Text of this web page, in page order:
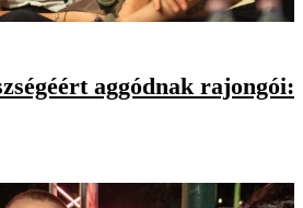
aggódnak rajongói: